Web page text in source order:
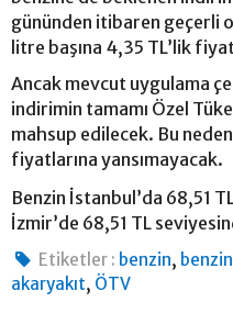
gününden itibaren geçerli
litre başına 4,35 TL’lik
Ancak mevcut uygulama
indirimin tamamı Özel
mahsup edilecek. Bu
fiyatlarına yansımayacak.
Benzin İstanbul’da 68,51
İzmir’de 68,51 TL
Etiketler : benzin,
akaryakıt, ÖTV